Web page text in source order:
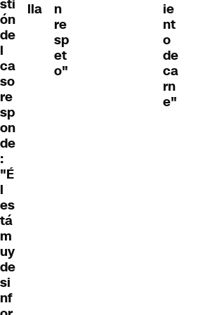
sti
ón
de
l
ca
so
re
sp
on
de
:
"É
l
es
tá
m
uy
de
si
nf
lla
n
re
sp
et
o"
ie
nt
o
de
ca
rn
e"